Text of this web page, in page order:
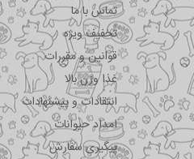
تماس با ما
تخفیف ویژه
قوانین و مقررات
غذا وزن بالا
انتقادات و پیشنهادات
امداد حیوانات
پیگیری سفارش